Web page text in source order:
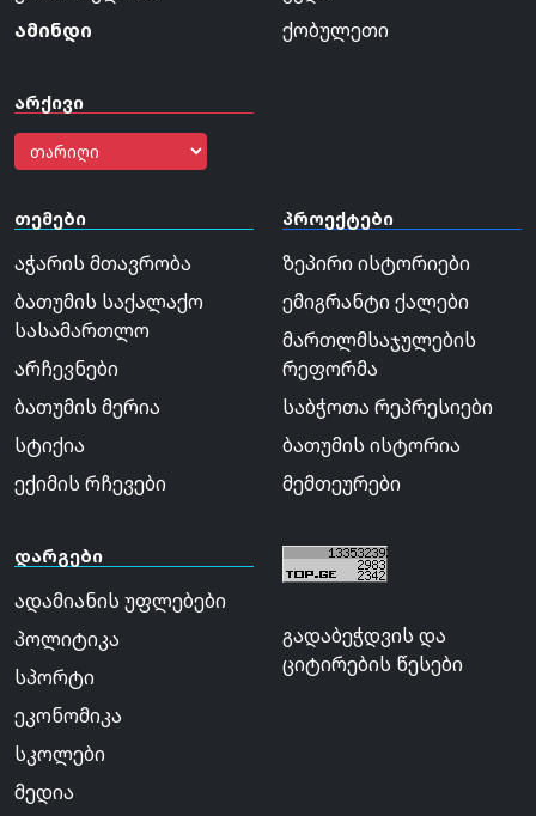
ამინდი
არქივი
ქობულეთი
თემები
აჭარის მთავრობა
ბათუმის საქალაქო
სასამართლო
არჩევნები
ბათუმის მერია
სტიქია
ექიმის რჩევები
პროექტები
ზეპირი ისტორიები
ემიგრანტი ქალები
მართლმსაჯულების
რეფორმა
საბჭოთა რეპრესიები
ბათუმის ისტორია
მემთეურები
დარგები
ადამიანის უფლებები
პოლიტიკა
სპორტი
ეკონომიკა
სკოლები
მედია
გადაბეჭდვის და
ციტირების წესები